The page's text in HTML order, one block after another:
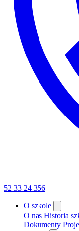
52 33 24 356
O szkole
O nas Historia
Dokumenty